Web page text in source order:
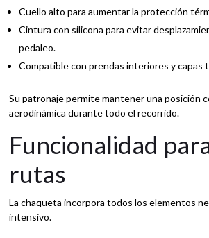
Cuello alto para aumentar la protección
Cintura con silicona para evitar
pedaleo.
Compatible con prendas interiores y capas
Su patronaje permite mantener una posición
aerodinámica durante todo el recorrido.
Funcionalidad
rutas
La chaqueta incorpora todos los elementos
intensivo.